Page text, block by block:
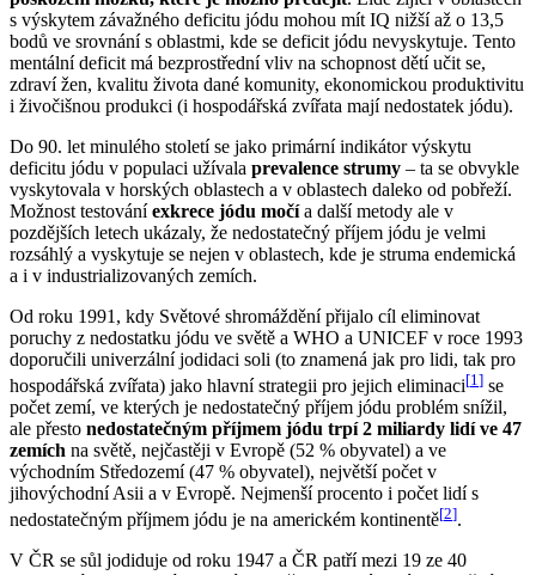
s výskytem závažného deficitu jódu mohou mít IQ nižší až o 13,5
bodů ve srovnání s oblastmi, kde se deficit jódu nevyskytuje. Tento
mentální deficit má bezprostřední vliv na schopnost dětí učit se,
zdraví žen, kvalitu života dané komunity, ekonomickou produktivitu
i živočišnou produkci (i hospodářská zvířata mají nedostatek jódu).
Do 90. let minulého století se jako primární indikátor výskytu
deficitu jódu v populaci užívala prevalence strumy – ta se obvykle
vyskytovala v horských oblastech a v oblastech daleko od pobřeží.
Možnost testováníexkrece jódu močía další metody ale v
pozdějších letech ukázaly, že nedostatečný příjem jódu je velmi
rozsáhlý a vyskytuje se nejen v oblastech, kde je struma endemická
a i v industrializovaných zemích.
Od roku 1991, kdy Světové shromáždění přijalo cíl eliminovat
poruchy z nedostatku jódu ve světě a WHO a UNICEF v roce 1993
doporučili univerzální jodidaci soli (to znamená jak pro lidi, tak pro
hospodářská zvířata) jako hlavní strategii pro jejich eliminaci[1 ] se
počet zemí, ve kterých je nedostatečný příjem jódu problém snížil,
ale přesto nedostatečným příjmem jódu trpí 2 miliardy lidí ve 47
zemích na světě, nejčastěji v Evropě (52 % obyvatel) a ve
východním Středozemí (47 % obyvatel), největší počet v
jihovýchodní Asii a v Evropě. Nejmenší procento i počet lidí s
nedostatečným příjmem jódu je na americkém kontinentě[2].
V ČR se sůl jodiduje od roku 1947 a ČR patří mezi 19 ze 40